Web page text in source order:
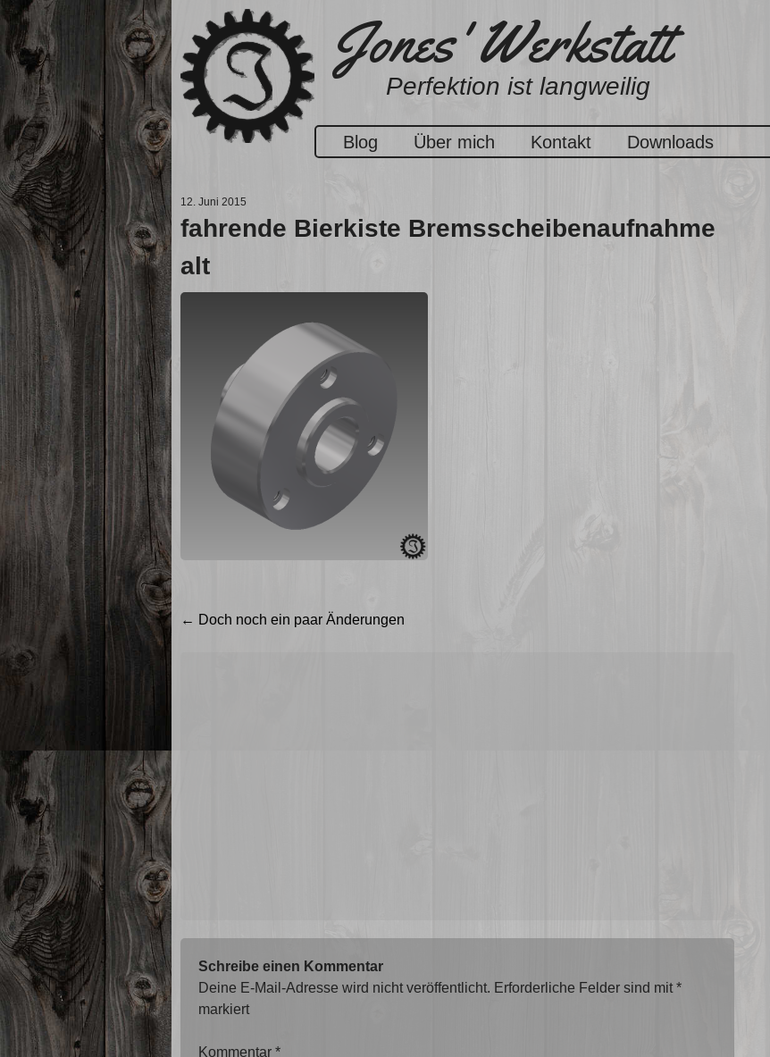
springen
Jones' Werkstatt
Perfektion ist langweilig
Blog Über mich Kontakt Downloads
12. Juni 2015
fahrende Bierkiste Bremsscheibenaufnahme
alt
Beitragsnavigation
← Doch noch ein paar Änderungen
Schreibe einen Kommentar
Deine E-Mail-Adresse wird nicht veröffentlicht. Erforderliche Felder sind mit*
markiert
Kommentar *